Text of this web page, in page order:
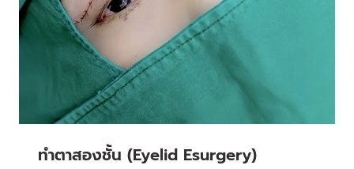
ทําตาสองชั้น (Eyelid Esurgery)